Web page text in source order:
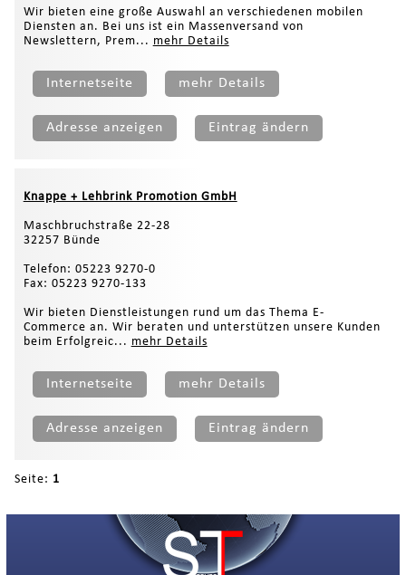
Wir bieten eine große Auswahl an verschiedenen mobilen
Diensten an. Bei uns ist ein Massenversand von
Newslettern, Prem... mehr Details
Internetseite mehr Details
Adresse anzeigen Eintrag ändern
Knappe + Lehbrink Promotion GmbH
Maschbruchstraße 22-28
32257 Bünde
Telefon: 05223 9270-0
Fax: 05223 9270-133
Wir bieten Dienstleistungen rund um das Thema E-
Commerce an. Wir beraten und unterstützen unsere Kunden
beim Erfolgreic... mehr Details
Internetseite mehr Details
Adresse anzeigen Eintrag ändern
Seite: 1